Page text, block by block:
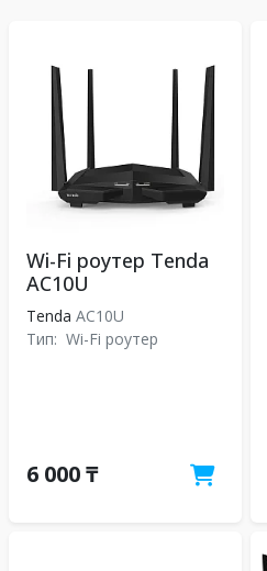
Wi-Fi роутер Tenda
AC10U
Tenda AC10U
Тип: Wi-Fi роутер
6 000 ₸